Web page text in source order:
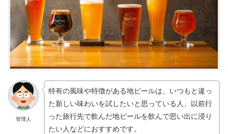
管理人
特有の風味や特徴がある地ビールは、いつもと違っ
た新しい味わいを試したいと思っている人、以前行
った旅行先で飲んだ地ビールを飲んで思い出に浸り
たい人などにおすすめです。